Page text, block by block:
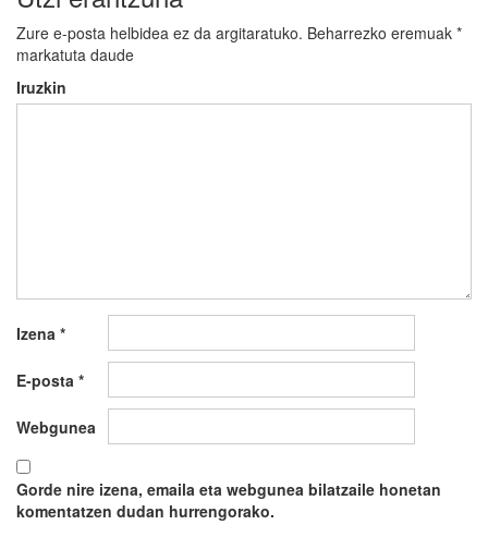
Zure e-posta helbidea ez da argitaratuko. Beharrezko eremuak *
markatuta daude
Iruzkin
Izena *
E-posta *
Webgunea
Gorde nire izena, emaila eta webgunea bilatzaile honetan
komentatzen dudan hurrengorako.